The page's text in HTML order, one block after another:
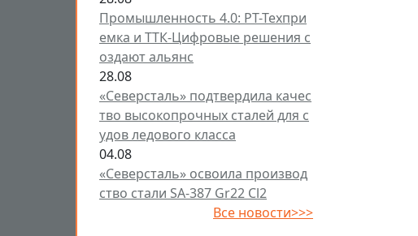
Промышленность 4.0: РТ-Техпри
емка и ТТК-Цифровые решения с
оздают альянс
28.08
«Северсталь» подтвердила качес
тво высокопрочных сталей для с
удов ледового класса
04.08
«Северсталь» освоила производ
ство стали SA-387 Gr22 Cl2
Все новости>>>